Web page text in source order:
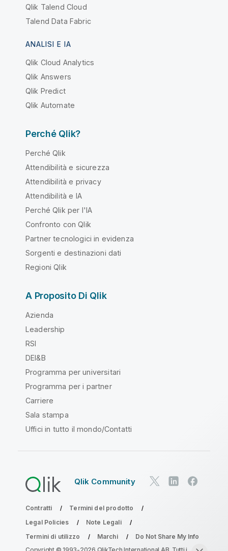
Qlik Talend Cloud
Talend Data Fabric
ANALISI E IA
Qlik Cloud Analytics
Qlik Answers
Qlik Predict
Qlik Automate
Perché Qlik?
Perché Qlik
Attendibilità e sicurezza
Attendibilità e privacy
Attendibilità e IA
Perché Qlik per l'IA
Confronto con Qlik
Partner tecnologici in evidenza
Sorgenti e destinazioni dati
Regioni Qlik
A Proposito Di Qlik
Azienda
Leadership
RSI
DEI&B
Programma per universitari
Programma per i partner
Carriere
Sala stampa
Uffici in tutto il mondo/Contatti
Qlik Community
Contratti
Termini del prodotto
Legal Policies
Note Legali
Termini di utilizzo
Marchi
Do Not Share My Info